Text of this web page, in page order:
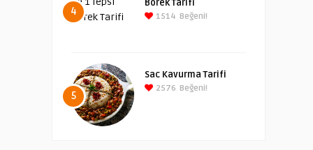
4
Börek Tarifi
1514 Beğeni!
5
Sac Kavurma Tarifi
2576 Beğeni!